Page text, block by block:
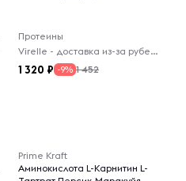
Протеины
Virelle - доставка из-за рубежа
1 320 -9% 1 452
Prime Kraft
Аминокислота L-Карнитин L-